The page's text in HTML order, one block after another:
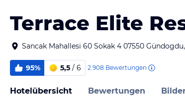
Terrace Elite
Sancak Mahallesi 60 Sokak 4 07550
95% 5,5 / 6 2.908 Bewertungen
Hotelübersicht Bewertungen